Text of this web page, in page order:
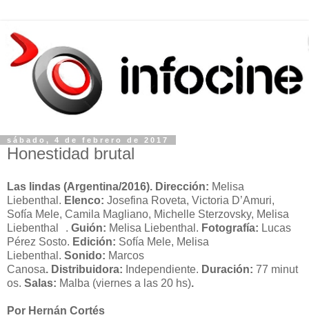
sábado, 4 de febrero de 2017
Honestidad brutal
Las lindas (Argentina/2016). Dirección: Melisa
Liebenthal. Elenco: Josefina Roveta, Victoria D’Amuri,
Sofía Mele, Camila Magliano, Michelle Sterzovsky, Melisa
Liebenthal . Guión: Melisa Liebenthal. Fotografía: Lucas
Pérez Sosto. Edición: Sofía Mele, Melisa
Liebenthal. Sonido: Marcos
Canosa. Distribuidora: Independiente. Duración: 77 minut
os. Salas: Malba (viernes a las 20 hs).
Por Hernán Cortés